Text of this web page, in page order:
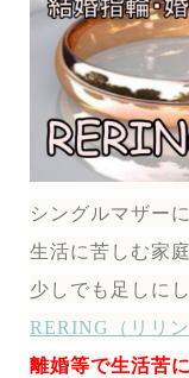
シングルマザー
生活に苦しむ家
少しでも足しに
RERING（リリン
離婚等で生活苦